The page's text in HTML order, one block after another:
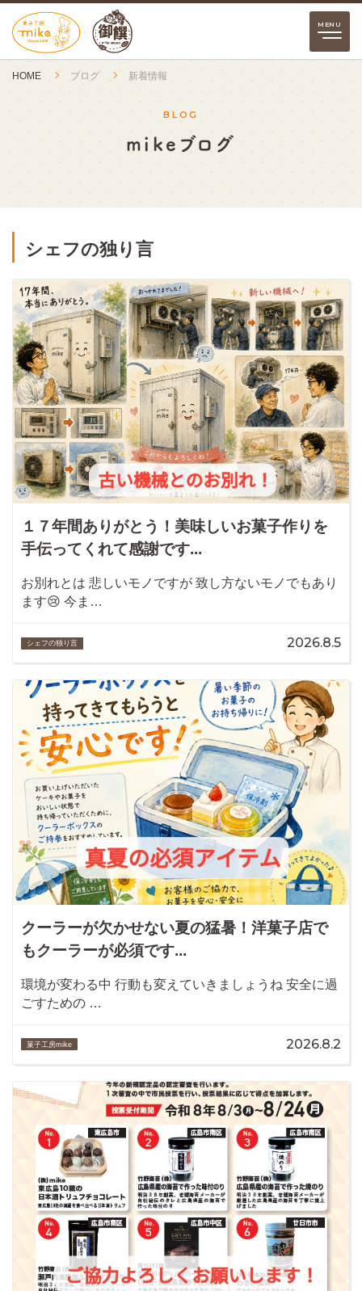
HOME ブログ 新着情報
BLOG
mikeブログ
シェフの独り言
１７年間ありがとう！美味しいお菓子作りを
手伝ってくれて感謝です...
お別れとは 悲しいモノですが 致し方ないモノでもあり
ます😢 今ま…
シェフの独り言 2026.8.5
クーラーが欠かせない夏の猛暑！洋菓子店で
もクーラーが必須です...
環境が変わる中 行動も変えていきましょうね 安全に過
ごすための …
菓子工房mike 2026.8.2